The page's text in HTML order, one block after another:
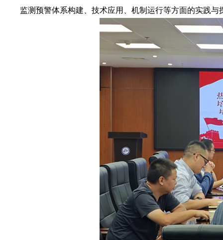
监测预警体系构建、技术应用、机制运行等方面的实践与